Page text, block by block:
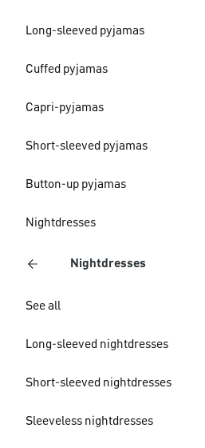
Long-sleeved pyjamas
Cuffed pyjamas
Capri-pyjamas
Short-sleeved pyjamas
Button-up pyjamas
Nightdresses
Nightdresses
See all
Long-sleeved nightdresses
Short-sleeved nightdresses
Sleeveless nightdresses